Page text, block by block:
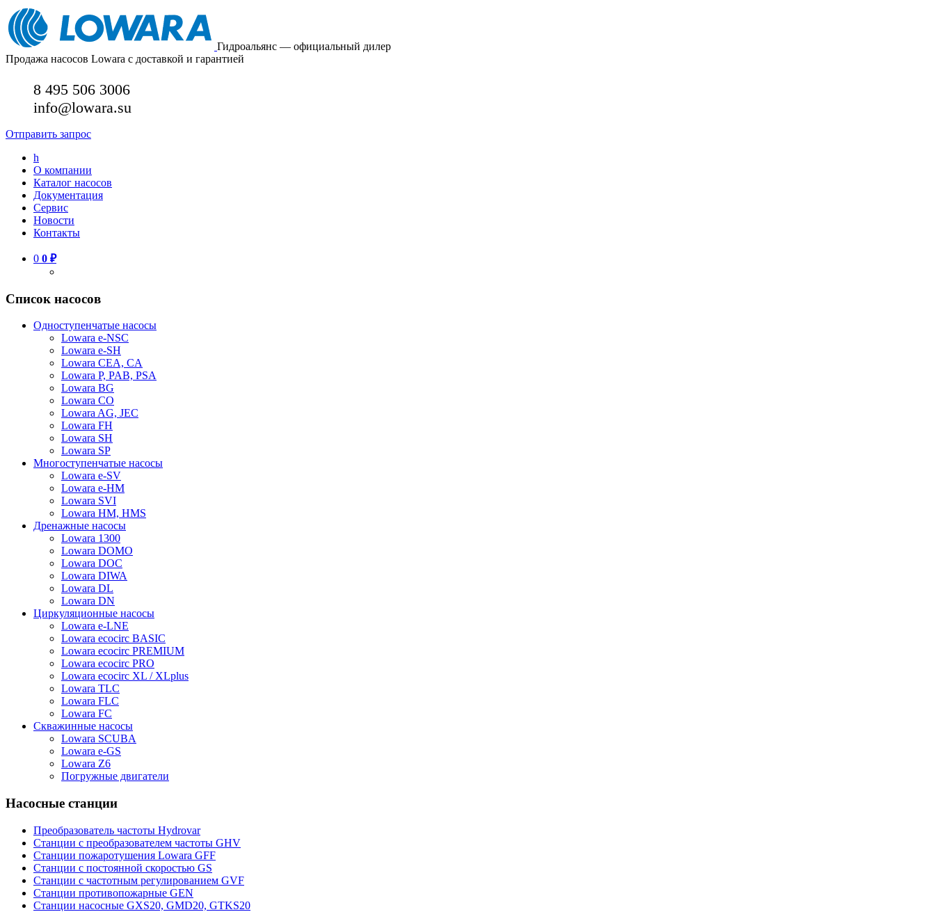
Гидроальянс — официальный дилер
Продажа насосов Lowara с доставкой и гарантией
8 495 506 3006
info@lowara.su
Отправить запрос
h
О компании
Каталог насосов
Документация
Сервис
Новости
Контакты
0 0 ₽
Список насосов
Одноступенчатые насосы
Lowara e-NSC
Lowara e-SH
Lowara CEA, CA
Lowara P, PAB, PSA
Lowara BG
Lowara CO
Lowara AG, JEC
Lowara FH
Lowara SH
Lowara SP
Многоступенчатые насосы
Lowara e-SV
Lowara e-HM
Lowara SVI
Lowara HM, HMS
Дренажные насосы
Lowara 1300
Lowara DOMO
Lowara DOC
Lowara DIWA
Lowara DL
Lowara DN
Циркуляционные насосы
Lowara e-LNE
Lowara ecocirc BASIC
Lowara ecocirc PREMIUM
Lowara ecocirc PRO
Lowara ecocirc XL / XLplus
Lowara TLC
Lowara FLC
Lowara FC
Скважинные насосы
Lowara SCUBA
Lowara e-GS
Lowara Z6
Погружные двигатели
Насосные станции
Преобразователь частоты Hydrovar
Станции с преобразователем частоты GHV
Станции пожаротушения Lowara GFF
Станции с постоянной скоростью GS
Станции с частотным регулированием GVF
Станции противопожарные GEN
Станции насосные GXS20, GMD20, GTKS20